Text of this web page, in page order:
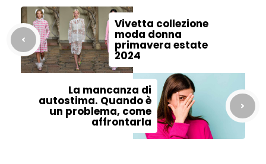
Vivetta collezione
moda donna
primavera estate
2024
La mancanza di
autostima. Quando è
un problema, come
affrontarla